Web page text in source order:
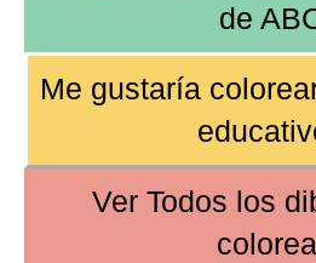
de
Me gustaría
Ver Todos los